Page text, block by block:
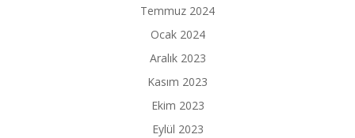
Temmuz 2024
Ocak 2024
Aralık 2023
Kasım 2023
Ekim 2023
Eylül 2023